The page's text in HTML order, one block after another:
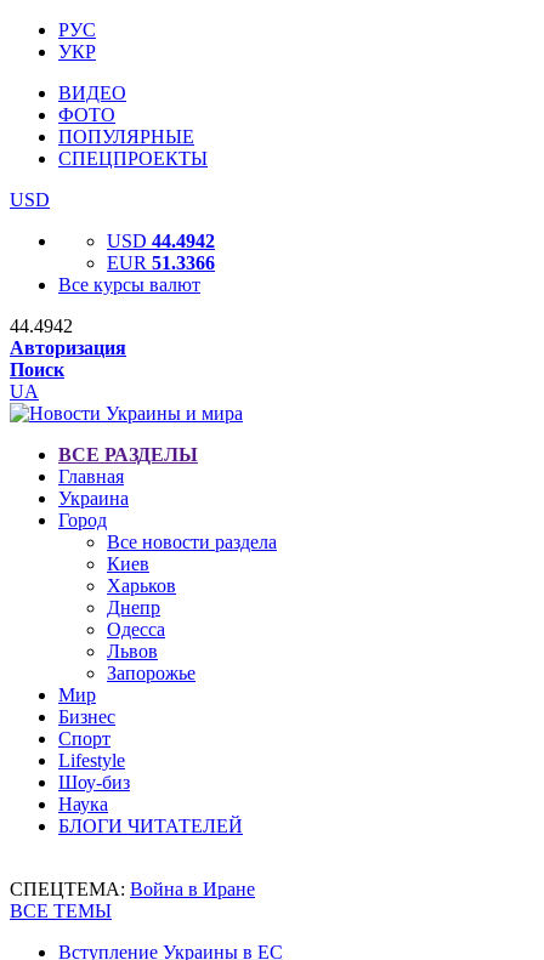
РУС
УКР
ВИДЕО
ФОТО
ПОПУЛЯРНЫЕ
СПЕЦПРОЕКТЫ
USD
USD 44.4942
EUR 51.3366
Все курсы валют
44.4942
Авторизация
Поиск
UA
ВСЕ РАЗДЕЛЫ
Главная
Украина
Город
Все новости раздела
Киев
Харьков
Днепр
Одесса
Львов
Запорожье
Мир
Бизнес
Спорт
Lifestyle
Шоу-биз
Наука
БЛОГИ ЧИТАТЕЛЕЙ
СПЕЦТЕМА: Война в Иране
ВСЕ ТЕМЫ
Вступление Украины в ЕС